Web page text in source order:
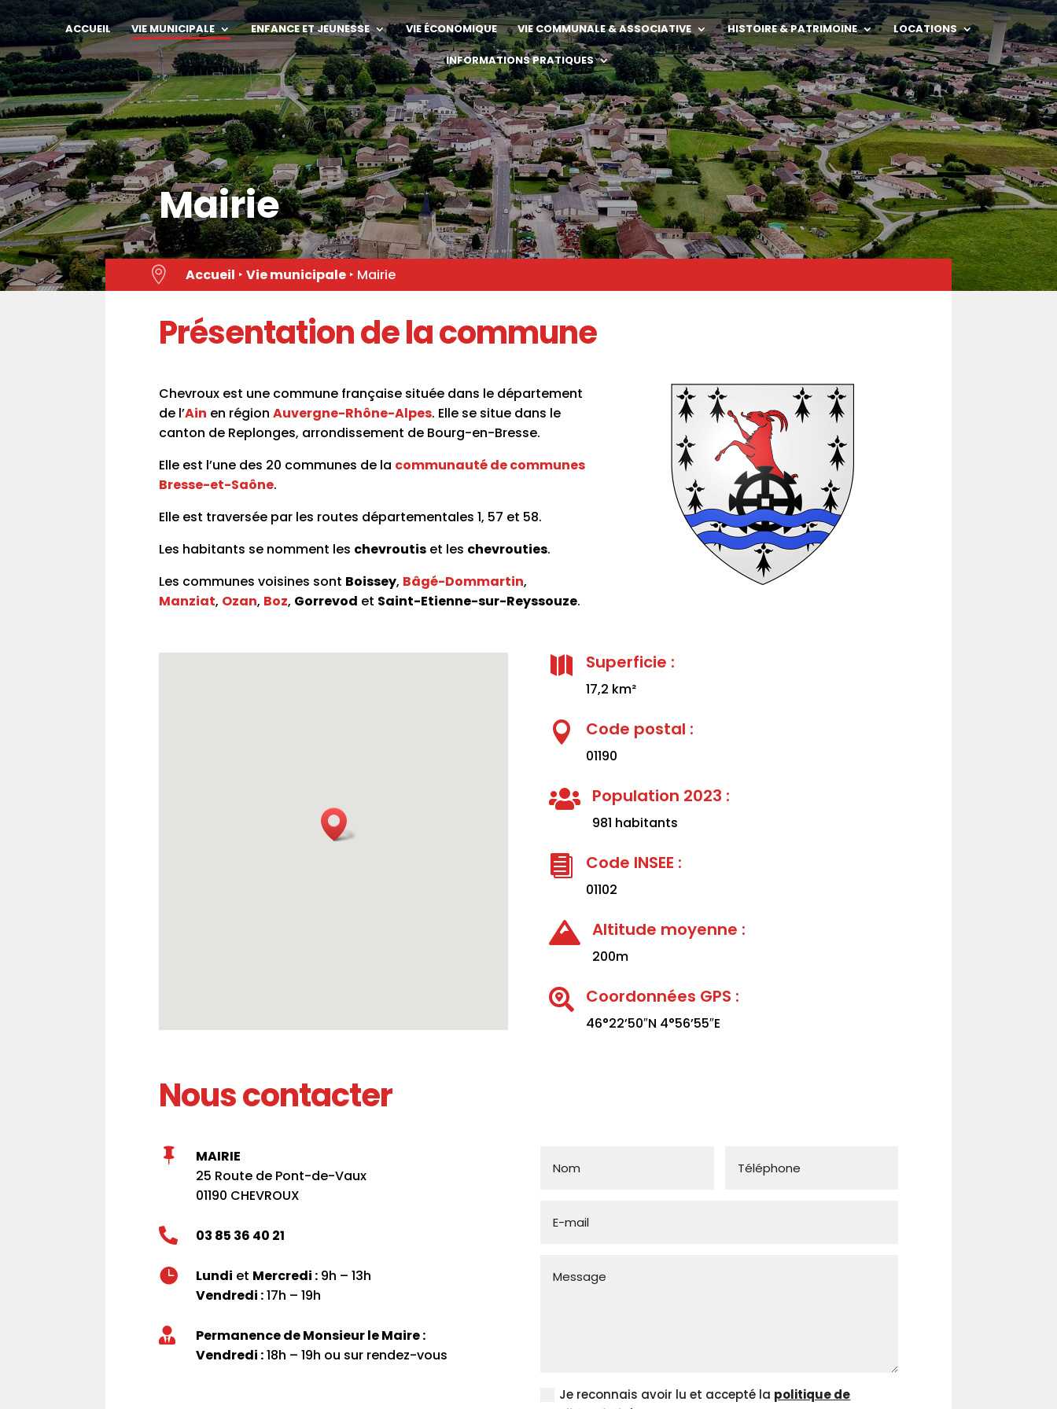
Skip
to
content
ACCUEIL VIE MUNICIPALE ENFANCE ET JEUNESSE VIE ÉCONOMIQUE VIE COMMUNALE & ASSOCIATIVE HISTOIRE & PATRIMOINE LOCATIONS
INFORMATIONS PRATIQUES
Mairie
 Accueil ‣ Vie municipale‣ Mairie
Présentation de la commune
Chevroux est une commune française située dans le département
de l’Ain en région Auvergne-Rhône-Alpes. Elle se situe dans le
canton de Replonges, arrondissement de Bourg-en-Bresse.
Elle est l’une des 20 communes de la communauté de communes
Bresse-et-Saône.
Elle est traversée par les routes départementales 1, 57 et 58.
Les habitants se nomment les chevroutiset les chevrouties.
Les communes voisines sont Boissey, Bâgé-Dommartin,
Manziat, Ozan, Boz, Gorrevod et Saint-Etienne-sur-Reyssouze.
 Superficie :
17,2 km²
 Code postal :
01190
 Population 2023 :
981 habitants
 Code INSEE :
01102
 Altitude moyenne :
200m
 Coordonnées GPS :
46°22’50″N 4°56’55″E
Nous contacter

MAIRIE
25 Route de Pont-de-Vaux
01190 CHEVROUX
 03 85 36 40 21
 Lundi et Mercredi :9h – 13h
Vendredi :17h – 19h

Permanence de Monsieur le Maire :
Vendredi :18h – 19h ou sur rendez-vous
mail
Politique
Je reconnais avoir lu et accepté la politique de